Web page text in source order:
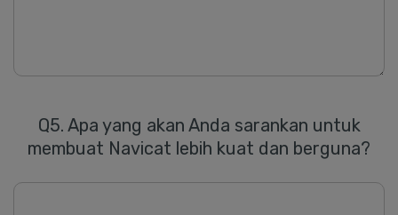
Q5. Apa yang akan Anda sarankan untuk
membuat Navicat lebih kuat dan berguna?